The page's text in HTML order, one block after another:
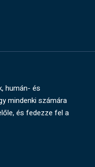
humán- és
mindenki számára
és fedezze fel a